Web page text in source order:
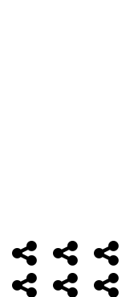
AmbienteBambini
ControlloEconomia